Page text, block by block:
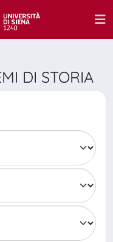
DI STORIA